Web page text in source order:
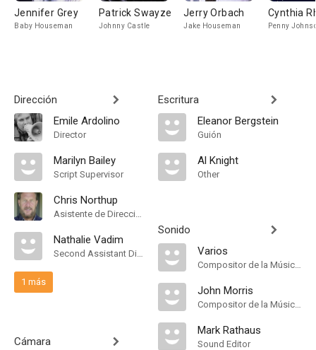
Jennifer Grey
Baby Houseman
Patrick Swayze
Johnny Castle
Jerry Orbach
Jake Houseman
Cynthia
Penny
Dirección
Emile Ardolino
Director
Marilyn Bailey
Script Supervisor
Chris Northup
Asistente de Dirección
Nathalie Vadim
Second Assistant Director
1 más
Cámara
Escritura
Eleanor Bergstein
Guión
Al Knight
Other
Sonido
Varios
Compositor de la Música Original
John Morris
Compositor de la Música Original
Mark Rathaus
Sound Editor